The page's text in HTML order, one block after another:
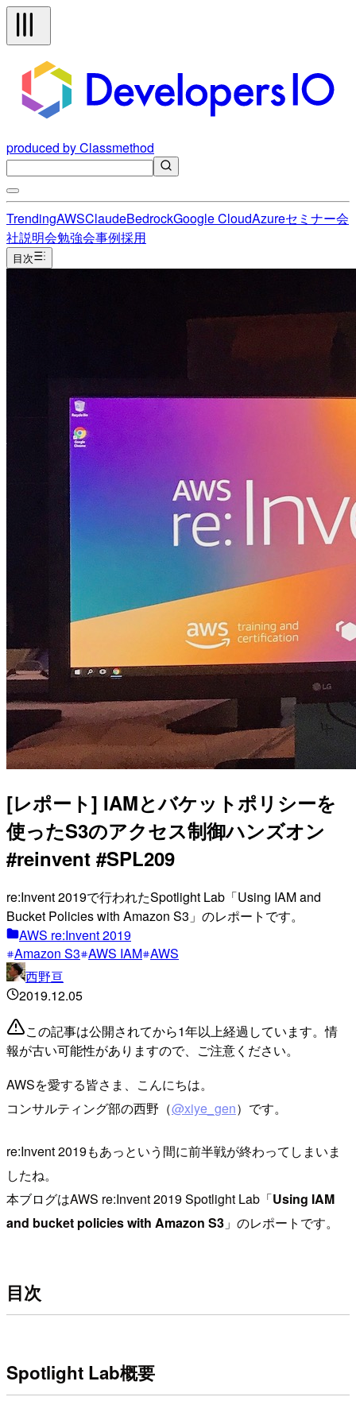
produced by Classmethod
TrendingAWSClaudeBedrockGoogle CloudAzureセミナー会
社説明会勉強会事例採用
目次
[レポート] IAMとバケットポリシーを
使ったS3のアクセス制御ハンズオン
#reinvent #SPL209
re:Invent 2019で行われたSpotlight Lab「Using IAM and
Bucket Policies with Amazon S3」のレポートです。
AWS re:Invent 2019
Amazon S3 AWS IAM AWS
西野亘
2019.12.05
この記事は公開されてから1年以上経過しています。情
報が古い可能性がありますので、ご注意ください。
AWSを愛する皆さま、こんにちは。
コンサルティング部の西野（@xiye_gen）です。
re:Invent 2019もあっという間に前半戦が終わってしまいま
したね。
本ブログはAWS re:Invent 2019 Spotlight Lab「Using IAM
and bucket policies with Amazon S3 」のレポートです。
目次
Spotlight Lab概要